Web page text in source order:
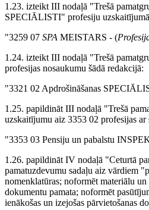
1.23. izteikt III nodaļā "Trešā
SPECIĀLISTI" profesiju
"3259 07 SPA MEISTARS - (
1.24. izteikt III nodaļā "Trešā
profesijas nosaukumu šādā redakcijā:
"3321 02 Apdrošināšanas
1.25. papildināt III nodaļā "Trešā
uzskaitījumu aiz 3353 02 profesijas ar
"3353 03 Pensiju un pabalstu
1.26. papildināt IV nodaļā "Ceturtā
pamatuzdevumu sadaļu aiz vārdiem
nomenklatūras; noformēt materiālu
dokumentu pamata; noformēt
ienākošas un izejošas pārvietošanas